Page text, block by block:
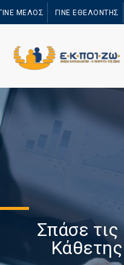
προς
ΜΕΛΟΣ ΓΙΝΕ ΕΘΕΛΟΝΤΗΣ
Σπάσε